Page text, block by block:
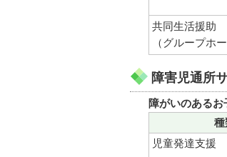
共同生活援助
（グループホー
障害児通所
障がいのあるお
種
児童発達支援